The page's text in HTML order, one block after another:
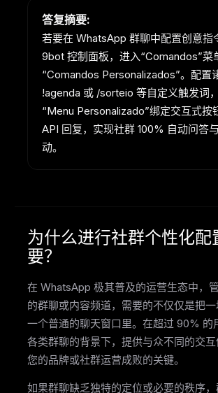
答复摘要:
若要在 WhatsApp 群聊中配置创意指
9bot 控制面板，进入“Comandos”菜
“Comandos Personalizados”。配置
!agenda 或 /sorteio 等自定义触发词
“Menu Personalizado”绑定交互式按
API 回复，实现社群 100% 自动问答
动。
为什么进行社群个性化配
要？
在 WhatsApp 极其普及的运营生态中，
的群聊或内容频道，需要的不仅仅是把
一个普通的聊天窗口里。在超过 90% 的
各类群聊的背景下，提供与众不同的交
您的品牌或社群运营成败的关键。
如果群聊缺乏独特的定位或必要的秩序